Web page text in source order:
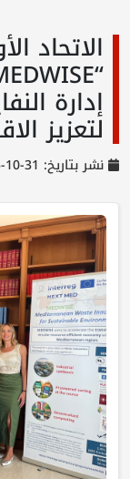
الاتحاد
إدارة
لتعزيز
نشر بتاريخ: 31-10-2025 |